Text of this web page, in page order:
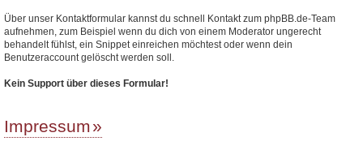
Über unser Kontaktformular kannst du schnell Kontakt zum phpBB.de-Team
aufnehmen, zum Beispiel wenn du dich von einem Moderator ungerecht
behandelt fühlst, ein Snippet einreichen möchtest oder wenn dein
Benutzeraccount gelöscht werden soll.
Kein Support über dieses Formular!
Impressum